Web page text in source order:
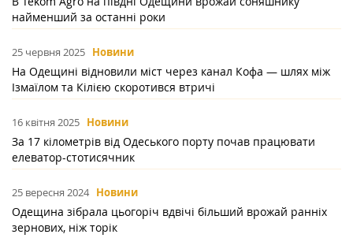
найменший за останні роки
25 червня 2025 Новини
На Одещині відновили міст через канал Кофа — шлях між
Ізмаїлом та Кілією скоротився втричі
16 квітня 2025 Новини
За 17 кілометрів від Одеського порту почав працювати
елеватор-стотисячник
25 вересня 2024 Новини
Одещина зібрала цьогоріч вдвічі більший врожай ранніх
зернових, ніж торік